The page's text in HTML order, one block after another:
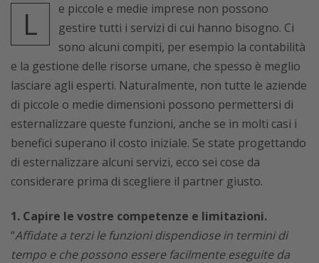
L
e piccole e medie imprese non possono
gestire tutti i servizi di cui hanno bisogno. Ci
sono alcuni compiti, per esempio la contabilità
e la gestione delle risorse umane, che spesso è meglio
lasciare agli esperti. Naturalmente, non tutte le aziende
di piccole o medie dimensioni possono permettersi di
esternalizzare queste funzioni, anche se in molti casi i
benefici superano il costo iniziale. Se state progettando
di esternalizzare alcuni servizi, ecco sei cose da
considerare prima di scegliere il partner giusto.
1. Capire le vostre competenze e limitazioni.
“Affidate a terzi le funzioni dispendiose in termini di
tempo e che possono essere facilmente eseguite da